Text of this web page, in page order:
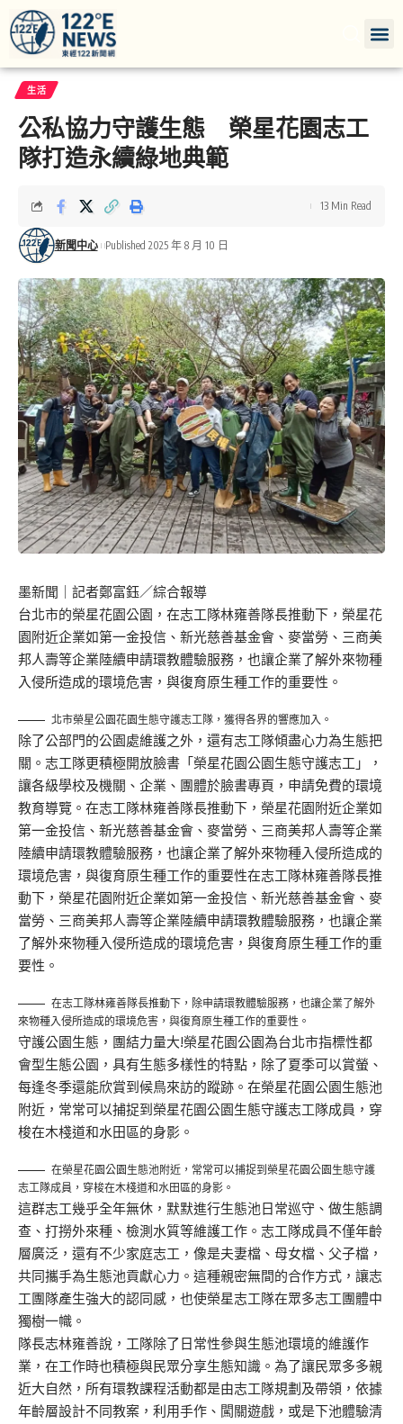
生活
公私協力守護生態 榮星花園志工
隊打造永續綠地典範
新聞中心 Published 2025 年 8 月 10 日
13 Min Read
墨新聞 ｜記者鄭富鈺／綜合報導
台北市的榮星花園公園，在志工隊林雍善隊長推動下，榮星花
園附近企業如第一金投信、新光慈善基金會、麥當勞、三商美
邦人壽等企業陸續申請環教體驗服務，也讓企業了解外來物種
入侵所造成的環境危害，與復育原生種工作的重要性。
北市榮星公園花園生態守護志工隊，獲得各界的響應加入。
除了公部門的公園處維護之外，還有志工隊傾盡心力為生態把
關。志工隊更積極開放臉書「榮星花園公園生態守護志工」，
讓各級學校及機關、企業、團體於臉書專頁，申請免費的環境
教育導覽。在志工隊林雍善隊長推動下，榮星花園附近企業如
第一金投信、新光慈善基金會、麥當勞、三商美邦人壽等企業
陸續申請環教體驗服務，也讓企業了解外來物種入侵所造成的
環境危害，與復育原生種工作的重要性在志工隊林雍善隊長推
動下，榮星花園附近企業如第一金投信、新光慈善基金會、麥
當勞、三商美邦人壽等企業陸續申請環教體驗服務，也讓企業
了解外來物種入侵所造成的環境危害，與復育原生種工作的重
要性。
在志工隊林雍善隊長推動下，除申請環教體驗服務，也讓企業了解外
來物種入侵所造成的環境危害，與復育原生種工作的重要性。
守護公園生態，團結力量大!榮星花園公園為台北市指標性都
會型生態公園，具有生態多樣性的特點，除了夏季可以賞螢、
每逢冬季還能欣賞到候鳥來訪的蹤跡。在榮星花園公園生態池
附近，常常可以捕捉到榮星花園公園生態守護志工隊成員，穿
梭在木棧道和水田區的身影。
在榮星花園公園生態池附近，常常可以捕捉到榮星花園公園生態守護
志工隊成員，穿梭在木棧道和水田區的身影。
這群志工幾乎全年無休，默默進行生態池日常巡守、做生態調
查、打撈外來種、檢測水質等維護工作。志工隊成員不僅年齡
層廣泛，還有不少家庭志工，像是夫妻檔、母女檔、父子檔，
共同攜手為生態池貢獻心力。這種親密無間的合作方式，讓志
工團隊產生強大的認同感，也使榮星志工隊在眾多志工團體中
獨樹一幟。
隊長志林雍善說，工隊除了日常性參與生態池環境的維護作
業，在工作時也積極與民眾分享生態知識。為了讓民眾多多親
近大自然，所有環教課程活動都是由志工隊規劃及帶領，依據
年齡層設計不同教案，利用手作、闖關遊戲，或是下池體驗清